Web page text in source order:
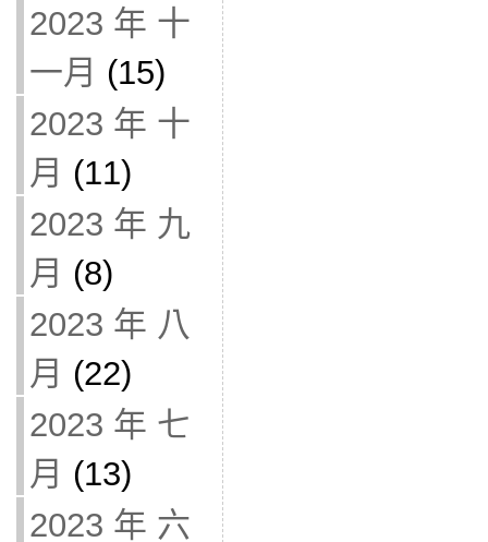
2023 年 十
一月 (15)
2023 年 十
月 (11)
2023 年 九
月 (8)
2023 年 八
月 (22)
2023 年 七
月 (13)
2023 年 六